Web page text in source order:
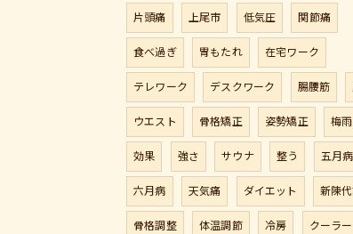
片頭痛 上尾市 低気圧 関節痛
食べ過ぎ 胃もたれ 在宅ワーク
テレワーク デスクワーク 腸腰筋
ウエスト 骨格矯正 姿勢矯正 梅雨
効果 強さ サウナ 整う 五月病
六月病 天気痛 ダイエット 新陳
骨格調整 体温調節 冷房 クーラー